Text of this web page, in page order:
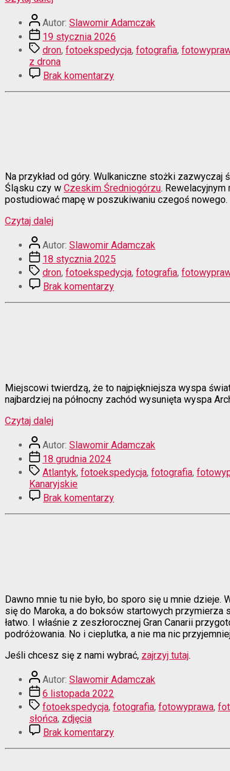
lawowym
gniazdem”
Autor
wpisu
Autor: Slawomir Adamczak
Data
wpisu
19 stycznia 2026
Tagidron, fotoekspedycja, fotografia,
z drona
Brak komentarzydo
Lot
nad
Na przykład od góry. Wulkaniczne stożki
Śląsku czy w Czeskim Średniogórzu.
postudiować mapę w poszukiwaniu czegoś nowego.
Czytaj dalej“Jak
wulkan?”
Autor
wpisu
Autor: Slawomir Adamczak
Data
wpisu
18 stycznia 2025
Tagidron, fotoekspedycja, fotografia,
Brak komentarzydo
ugryźć
Miejscowi twierdzą, że to najpiękniejsza wyspa
najbardziej na północny zachód wysunięta wyspa
Czytaj dalej“La
–
wyspa
różnorodności”
Autor
wpisu
Autor: Slawomir Adamczak
Data
wpisu
18 grudnia 2024
TagiAtlantyk, fotoekspedycja, fotografia,
Kanaryjskie
Brak komentarzydo
La
Palma
Dawno mnie tu nie było, bo sporo się u mnie
się do Maroka, a do boksów startowych przymierza
łatwo. I właśnie z zeszłorocznej Gran Canarii
podróżowania. No i cieplutka, a nie ma nic
Jeśli chcesz się z nami wybrać, zajrzyj tutaj.
Autor
wpisu
Autor: Slawomir Adamczak
Data
wpisu
6 listopada 2022
Tagifotoekspedycja, fotografia, fotowyprawa,
słońca, zdjęcia
Brak komentarzydo
Gran
Canaria